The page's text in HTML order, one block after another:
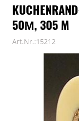
50Μ, 305 M
Art.Nr.:15212